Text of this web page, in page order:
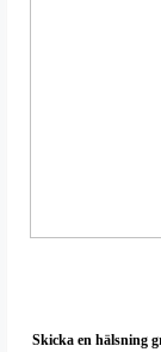
Skicka en hälsning